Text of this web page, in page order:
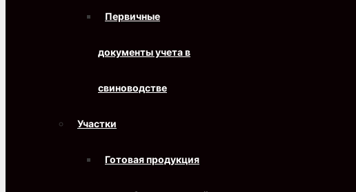
Первичные
документы учета в
свиноводстве
Участки
Готовая продукция